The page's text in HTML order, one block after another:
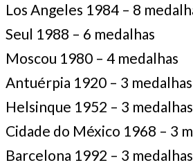
Los Angeles 1984 – 8
Seul 1988 – 6 medalhas
Moscou 1980 – 4 medalhas
Antuérpia 1920 – 3 medalhas
Helsinque 1952 – 3 medalhas
Cidade do México 1968 – 3
Barcelona 1992 – 3 medalhas